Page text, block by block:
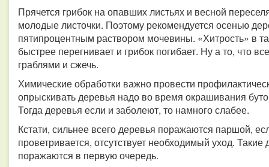
Прячется грибок на опавших листьях и весной
молодые листочки. Поэтому рекомендуется осенью
пятипроцентным раствором мочевины. «Хитрость» в
быстрее перегнивает и грибок погибает. Ну а то, что
граблями и сжечь.
Химические обработки важно провести
опрыскивать деревья надо во время окрашивания
Тогда деревья если и заболеют, то намного слабее.
Кстати, сильнее всего деревья поражаются паршой,
проветривается, отсутствует необходимый уход.
поражаются в первую очередь.